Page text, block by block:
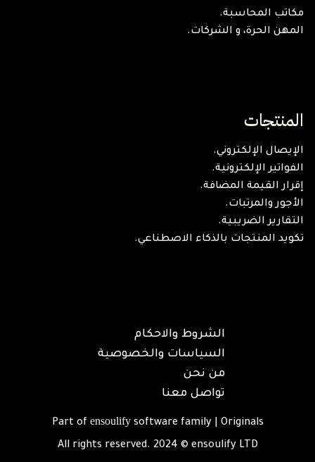
مكاتب المحاسبة.
المهن الحرة، و الشركات.
المنتجات
الإيصال الإلكتروني.
الفواتير الإلكترونية.
إقرار القيمة المضافة.
الأجور والمرتبات.
التقارير الضريبية.
تكويد المنتجات بالذكاء الاصطناعي.
الشروط والاحكام
السياسات والخصوصية
من نحن
تواصل معنا
Part of ensoulifysoftware family | Originals
All rights reserved. 2024 © ensoulify LTD